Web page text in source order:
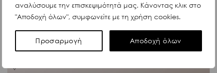
αναλύσουμε την επισκεψιμότητά μας. Κάνοντας κλικ στο
"Αποδοχή όλων", συμφωνείτε με τη χρήση cookies.
Προσαρμογή Αποδοχή όλων
Christmas Gifts
Tennessee Nights